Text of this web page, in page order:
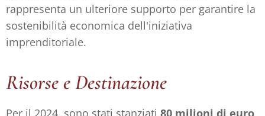
rappresenta un ulteriore supporto per garantire la
sostenibilità economica dell'iniziativa
imprenditoriale.
Risorse e Destinazione
Per il 2024, sono stati stanziati 80 milioni di euro